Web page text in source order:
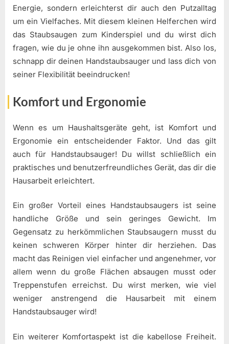
Energie, sondern erleichterst dir auch den Putzalltag
um ein Vielfaches. Mit diesem kleinen Helferchen wird
das Staubsaugen zum Kinderspiel und du wirst dich
fragen, wie du je ohne ihn ausgekommen bist. Also los,
schnapp dir deinen Handstaubsauger und lass dich von
seiner Flexibilität beeindrucken!
Komfort und Ergonomie
Wenn es um Haushaltsgeräte geht, ist Komfort und
Ergonomie ein entscheidender Faktor. Und das gilt
auch für Handstaubsauger! Du willst schließlich ein
praktisches und benutzerfreundliches Gerät, das dir die
Hausarbeit erleichtert.
Ein großer Vorteil eines Handstaubsaugers ist seine
handliche Größe und sein geringes Gewicht. Im
Gegensatz zu herkömmlichen Staubsaugern musst du
keinen schweren Körper hinter dir herziehen. Das
macht das Reinigen viel einfacher und angenehmer, vor
allem wenn du große Flächen absaugen musst oder
Treppenstufen erreichst. Du wirst merken, wie viel
weniger anstrengend die Hausarbeit mit einem
Handstaubsauger wird!
Ein weiterer Komfortaspekt ist die kabellose Freiheit.